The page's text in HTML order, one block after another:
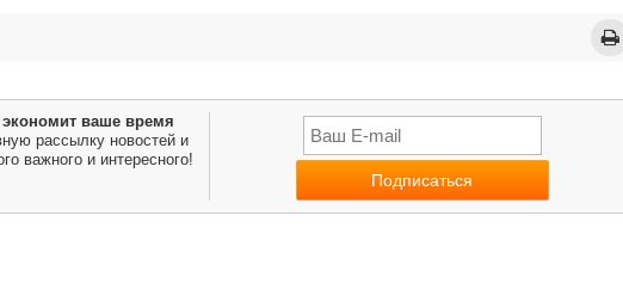
ваше время
рассылку новостей и
важного и интересного!